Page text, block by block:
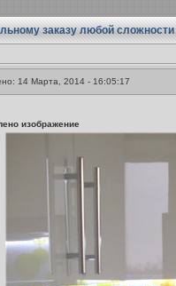
заказу любой сложности
14 Марта, 2014 - 16:05:17
изображение